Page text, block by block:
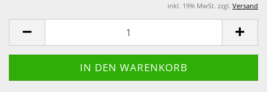
inkl. 19% MwSt. zzgl. Versand